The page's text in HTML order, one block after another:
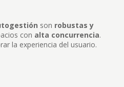
son robustas y
con alta concurrencia.
la experiencia del usuario.